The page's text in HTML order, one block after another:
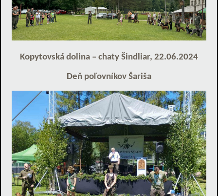
Kopytovská dolina – chaty Šindliar, 22.06.2024
Deň poľovníkov Šariša